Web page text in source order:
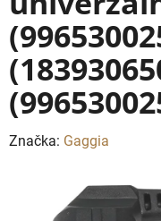
Značka: Gaggia